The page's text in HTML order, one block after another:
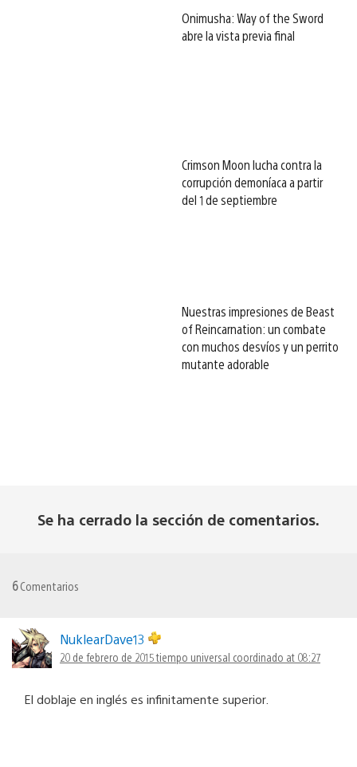
Onimusha: Way of the Sword
abre la vista previa final
Crimson Moon lucha contra la
corrupción demoníaca a partir
del 1 de septiembre
Nuestras impresiones de Beast
of Reincarnation: un combate
con muchos desvíos y un perrito
mutante adorable
Se ha cerrado la sección de comentarios.
6Comentarios
NuklearDave13
20 de febrero de 2015 tiempo universal coordinado at 08:27
El doblaje en inglés es infinitamente superior.